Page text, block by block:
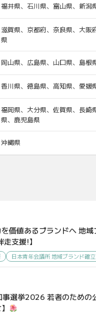
福井県、石川県、富山県、新潟
滋賀県、京都府、奈良県、大阪
県
岡山県、広島県、山口県、島根
香川県、徳島県、高知県、愛媛
福岡県、大分県、佐賀県、長崎
県、鹿児島県
沖縄県
を価値あるブランドへ 地
支援!】
日本青年会議所 地域ブランド確
事選挙2026 若者のための